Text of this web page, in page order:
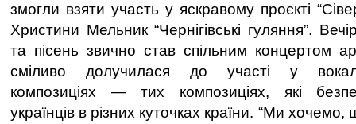
змогли взяти участь у яскравому проєкті
Христини Мельник “Чернігівські гуляння”.
та пісень звично став спільним концертом
сміливо долучилася до участі у
композиціях — тих композиціях, які
українців в різних куточках країни. “Ми хочемо,